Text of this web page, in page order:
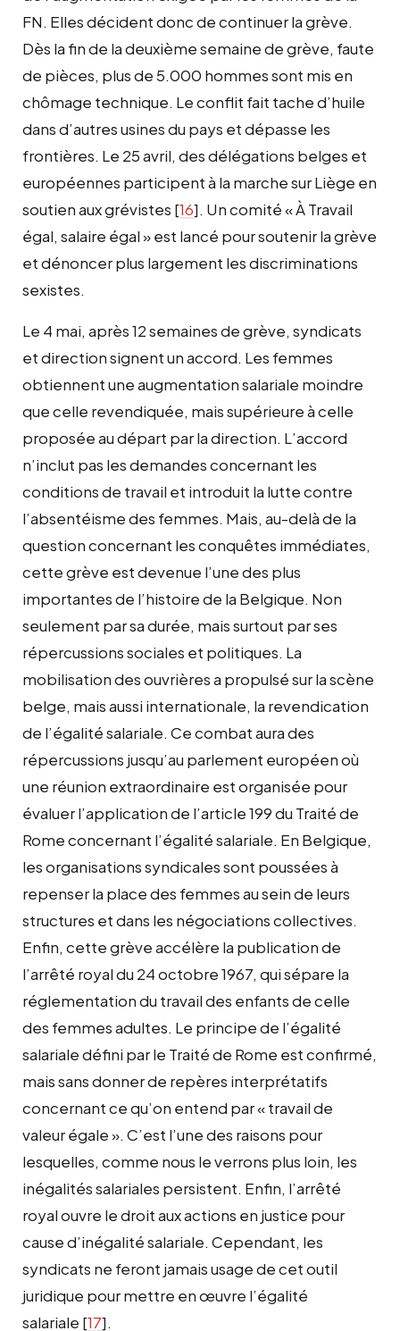
FN. Elles décident donc de continuer la grève.
Dès la fin de la deuxième semaine de grève, faute
de pièces, plus de 5.000 hommes sont mis en
chômage technique. Le conflit fait tache d’huile
dans d’autres usines du pays et dépasse les
frontières. Le 25 avril, des délégations belges et
européennes participent à la marche sur Liège en
soutien aux grévistes [16]. Un comité « À Travail
égal, salaire égal » est lancé pour soutenir la grève
et dénoncer plus largement les discriminations
sexistes.
Le 4 mai, après 12 semaines de grève, syndicats
et direction signent un accord. Les femmes
obtiennent une augmentation salariale moindre
que celle revendiquée, mais supérieure à celle
proposée au départ par la direction. L’accord
n’inclut pas les demandes concernant les
conditions de travail et introduit la lutte contre
l’absentéisme des femmes. Mais, au-delà de la
question concernant les conquêtes immédiates,
cette grève est devenue l’une des plus
importantes de l’histoire de la Belgique. Non
seulement par sa durée, mais surtout par ses
répercussions sociales et politiques. La
mobilisation des ouvrières a propulsé sur la scène
belge, mais aussi internationale, la revendication
de l’égalité salariale. Ce combat aura des
répercussions jusqu’au parlement européen où
une réunion extraordinaire est organisée pour
évaluer l’application de l’article 199 du Traité de
Rome concernant l’égalité salariale. En Belgique,
les organisations syndicales sont poussées à
repenser la place des femmes au sein de leurs
structures et dans les négociations collectives.
Enfin, cette grève accélère la publication de
l’arrêté royal du 24 octobre 1967, qui sépare la
réglementation du travail des enfants de celle
des femmes adultes. Le principe de l’égalité
salariale défini par le Traité de Rome est confirmé,
mais sans donner de repères interprétatifs
concernant ce qu’on entend par « travail de
valeur égale ». C’est l’une des raisons pour
lesquelles, comme nous le verrons plus loin, les
inégalités salariales persistent. Enfin, l’arrêté
royal ouvre le droit aux actions en justice pour
cause d’inégalité salariale. Cependant, les
syndicats ne feront jamais usage de cet outil
juridique pour mettre en œuvre l’égalité
salariale [17].